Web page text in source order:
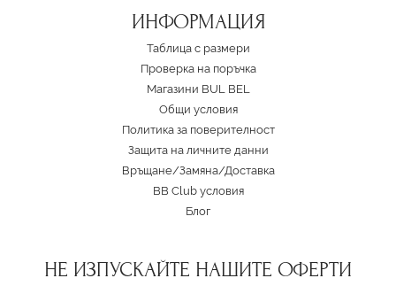
ИНФОРМАЦИЯ
Таблица с размери
Проверка на поръчка
Магазини BUL BEL
Oбщи условия
Политика за поверителност
Защита на личните данни
Връщане/Замяна/Доставка
BB Club условия
Блог
НЕ ИЗПУСКАЙТЕ НАШИТЕ ОФЕРТИ